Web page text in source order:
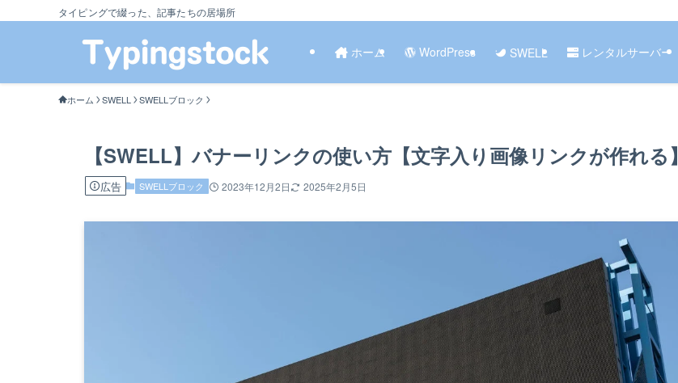
タイピングで綴った、記事たちの居場所
ホーム WordPress SWELL レンタルサーバー
ホーム SWELL SWELLブロック
【SWELL】バナーリンクの使い方【文字入り画像リンクが作れる】
広告 SWELLブロック 2023年12月2日 2025年2月5日